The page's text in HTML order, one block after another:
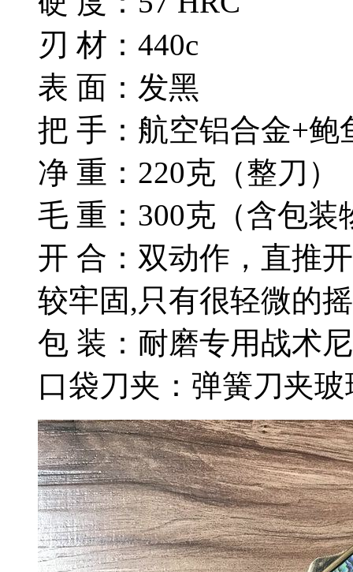
刃 材：440c
表 面：发黑
把 手：航空铝合金+鲍
净 重：220克（整刀）
毛 重：300克（含包装
开 合：双动作，直推
较牢固,只有很轻微的
包 装：耐磨专用战术
口袋刀夹：弹簧刀夹